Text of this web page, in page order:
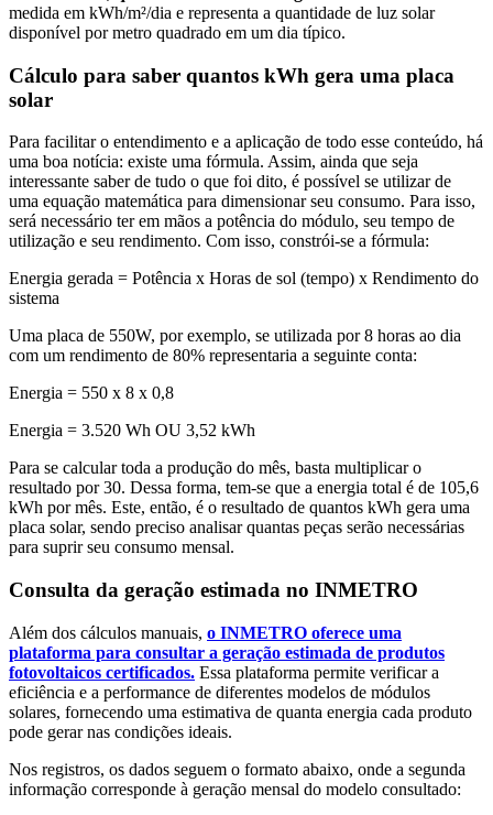
medida em kWh/m²/dia e representa a quantidade de luz solar
disponível por metro quadrado em um dia típico.
Cálculo para saber quantos kWh gera uma placa
solar
Para facilitar o entendimento e a aplicação de todo esse conteúdo, há
uma boa notícia: existe uma fórmula. Assim, ainda que seja
interessante saber de tudo o que foi dito, é possível se utilizar de
uma equação matemática para dimensionar seu consumo. Para isso,
será necessário ter em mãos a potência do módulo, seu tempo de
utilização e seu rendimento. Com isso, constrói-se a fórmula:
Energia gerada = Potência x Horas de sol (tempo) x Rendimento do
sistema
Uma placa de 550W, por exemplo, se utilizada por 8 horas ao dia
com um rendimento de 80% representaria a seguinte conta:
Energia = 550 x 8 x 0,8
Energia = 3.520 Wh OU 3,52 kWh
Para se calcular toda a produção do mês, basta multiplicar o
resultado por 30. Dessa forma, tem-se que a energia total é de 105,6
kWh por mês. Este, então, é o resultado de quantos kWh gera uma
placa solar, sendo preciso analisar quantas peças serão necessárias
para suprir seu consumo mensal.
Consulta da geração estimada no INMETRO
Além dos cálculos manuais, o INMETRO oferece uma
plataforma para consultar a geração estimada de produtos
fotovoltaicos certificados. Essa plataforma permite verificar a
eficiência e a performance de diferentes modelos de módulos
solares, fornecendo uma estimativa de quanta energia cada produto
pode gerar nas condições ideais.
Nos registros, os dados seguem o formato abaixo, onde a segunda
informação corresponde à geração mensal do modelo consultado: